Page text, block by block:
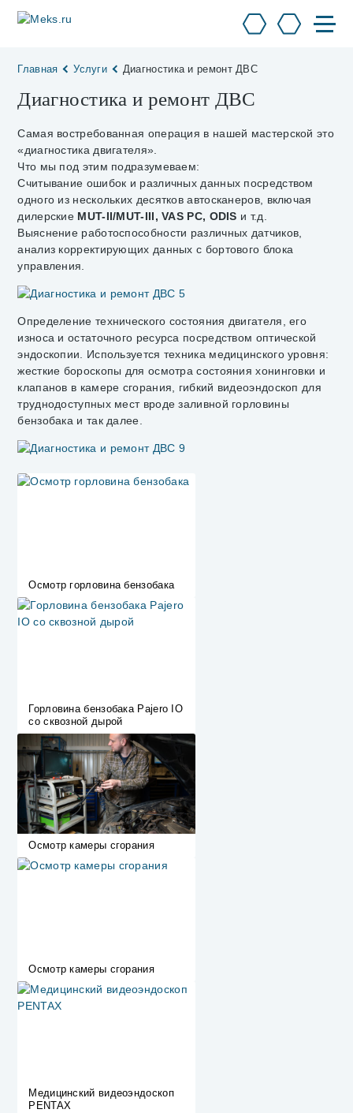
Главная Услуги Диагностика и ремонт ДВС
Диагностика и ремонт ДВС
Самая востребованная операция в нашей мастерской это
«диагностика двигателя».
Что мы под этим подразумеваем:
Считывание ошибок и различных данных посредством
одного из нескольких десятков автосканеров, включая
дилерские MUT-II/MUT-III, VAS PC, ODIS и т.д.
Выяснение работоспособности различных датчиков,
анализ корректирующих данных с бортового блока
управления.
Определение технического состояния двигателя, его
износа и остаточного ресурса посредством оптической
эндоскопии. Используется техника медицинского уровня:
жесткие бороскопы для осмотра состояния хонинговки и
клапанов в камере сгорания, гибкий видеоэндоскоп для
труднодоступных мест вроде заливной горловины
бензобака и так далее.
Осмотр горловина бензобака
Горловина бензобака Pajero IO
со сквозной дырой
Осмотр камеры сгорания
Осмотр камеры сгорания
Медицинский видеоэндоскоп
PENTAX